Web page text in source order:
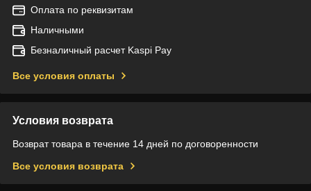
Оплата по реквизитам
Наличными
Безналичный расчет Kaspi Pay
Все условия оплаты
Условия возврата
Возврат товара в течение 14 дней по договоренности
Все условия возврата